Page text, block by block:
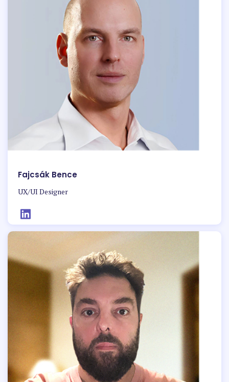
Fajcsák Bence
UX/UI Designer